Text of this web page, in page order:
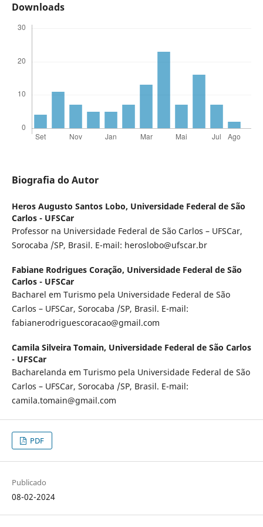
Downloads
Biografia do Autor
Heros Augusto Santos Lobo, Universidade Federal de São
Carlos - UFSCar
Professor na Universidade Federal de São Carlos – UFSCar,
Sorocaba /SP, Brasil. E-mail: heroslobo@ufscar.br
Fabiane Rodrigues Coração, Universidade Federal de São
Carlos - UFSCar
Bacharel em Turismo pela Universidade Federal de São
Carlos – UFSCar, Sorocaba /SP, Brasil. E-mail:
fabianerodriguescoracao@gmail.com
Camila Silveira Tomain, Universidade Federal de São Carlos
- UFSCar
Bacharelanda em Turismo pela Universidade Federal de São
Carlos – UFSCar, Sorocaba /SP, Brasil. E-mail:
camila.tomain@gmail.com
PDF
Publicado
08-02-2024